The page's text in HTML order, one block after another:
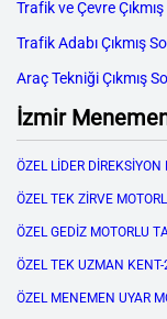
Trafik ve Çevre
Trafik Adabı Çıkmış
Araç Tekniği Çıkmış
İzmir
ÖZEL LİDER
ÖZEL TEK ZİRVE
ÖZEL GEDİZ MOTORLU
ÖZEL TEK UZMAN KENT-
ÖZEL MENEMEN UYAR